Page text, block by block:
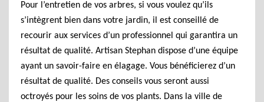
Pour l’entretien de vos arbres, si vous voulez qu’ils
s’intègrent bien dans votre jardin, il est conseillé de
recourir aux services d’un professionnel qui garantira un
résultat de qualité. Artisan Stephan dispose d’une équipe
ayant un savoir-faire en élagage. Vous bénéficierez d’un
résultat de qualité. Des conseils vous seront aussi
octroyés pour les soins de vos plants. Dans la ville de